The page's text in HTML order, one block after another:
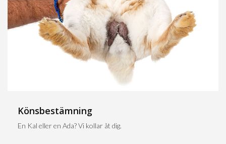
Könsbestämning
En Kal eller en Ada? Vi kollar åt dig.